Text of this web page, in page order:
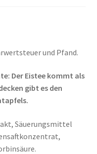
und Pfand.
Der Eistee kommt als
gibt es den
Säuerungsmittel